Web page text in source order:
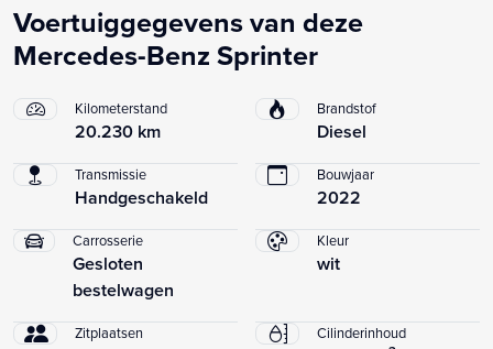
Voertuiggegevens van deze
Mercedes-Benz Sprinter
Kilometerstand
20.230 km
Brandstof
Diesel
Transmissie
Handgeschakeld
Bouwjaar
2022
Carrosserie
Gesloten
bestelwagen
Kleur
wit
Zitplaatsen Cilinderinhoud